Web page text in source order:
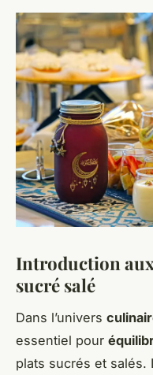
Introduction
sucré salé
Dans l’univers
essentiel pour
plats sucrés et